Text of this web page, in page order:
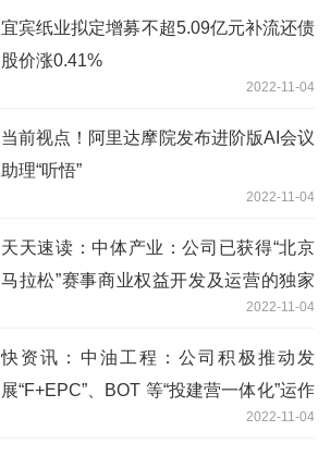
宜宾纸业拟定增募不超5.09亿元补流还债
股价涨0.41%
2022-11-04
当前视点！阿里达摩院发布进阶版AI会议
助理“听悟”
2022-11-04
天天速读：中体产业：公司已获得“北京
马拉松”赛事商业权益开发及运营的独家
2022-11-04
快资讯：中油工程：公司积极推动发
展“F+EPC”、BOT 等“投建营一体化”运作
2022-11-04